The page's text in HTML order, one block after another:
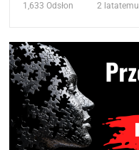
1,633 Odsłon 2 latatemu